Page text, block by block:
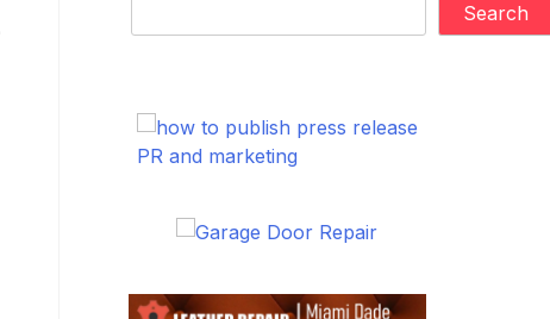
Search
PR and marketing